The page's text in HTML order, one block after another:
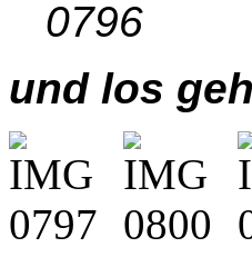
und los